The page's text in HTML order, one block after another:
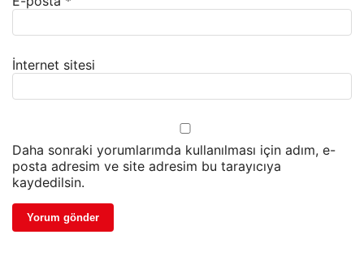
İnternet sitesi
Daha sonraki yorumlarımda kullanılması için adım, e-
posta adresim ve site adresim bu tarayıcıya
kaydedilsin.